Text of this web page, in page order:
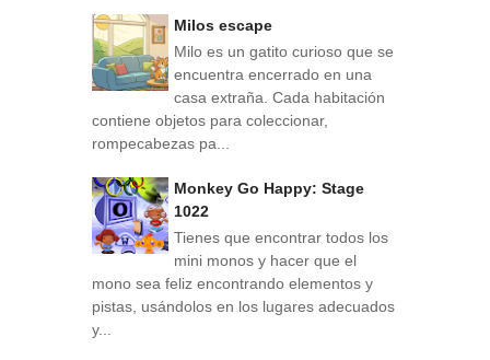
Milos escape
Milo es un gatito curioso que se
encuentra encerrado en una
casa extraña. Cada habitación
contiene objetos para coleccionar,
rompecabezas pa...
Monkey Go Happy: Stage
1022
Tienes que encontrar todos los
mini monos y hacer que el
mono sea feliz encontrando elementos y
pistas, usándolos en los lugares adecuados
y...